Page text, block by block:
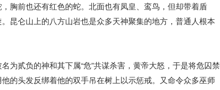
胸前也还有红色的蛇。北面也有凤皇、鸾鸟，但却带着盾
昆仑山上的八方山岩也是众多天神聚集的地方，普通人根本
为贰负的神和其下属“危”共谋杀害，黄帝大怒，于是将危囚禁
的头发反绑着他的双手吊在树上以示惩戒。又命令众多巫师